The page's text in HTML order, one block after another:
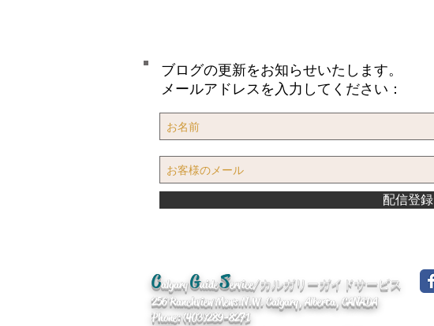
ブログの更新をお知らせいたします。
メールアドレスを入力してください：
配信登録
CalgaryGuideService/カルガリーガイドサービス
256 Ranchview Mews. N.W. Calgary, Alberta, CANADA
Phone: (403)289-8271